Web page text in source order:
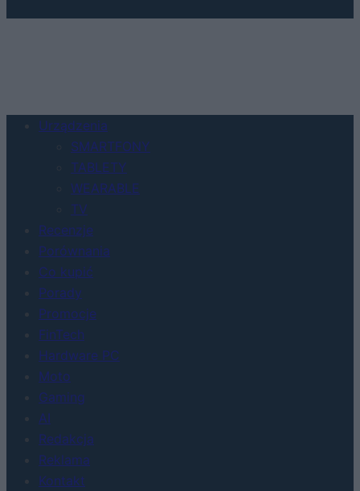
Urządzenia
SMARTFONY
TABLETY
WEARABLE
TV
Recenzje
Porównania
Co kupić
Porady
Promocje
FinTech
Hardware PC
Moto
Gaming
AI
Redakcja
Reklama
Kontakt